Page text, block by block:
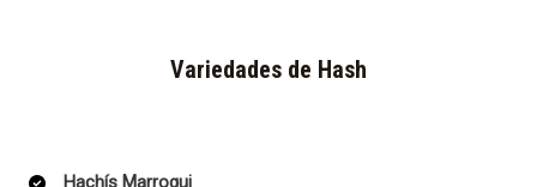
Variedades de Hash